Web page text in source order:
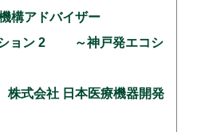
構アドバイザー
ション 2 ～神戸発エコシ
会社 日本医療機器開発